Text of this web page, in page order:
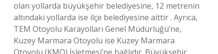
olan yollarda büyükşehir belediyesine, 12 metrenin
altındaki yollarda ise ilçe belediyesine aittir . Ayrıca,
TEM Otoyolu Karayolları Genel Müdürlüğü’ne,
Kuzey Marmara Otoyolu ise Kuzey Marmara